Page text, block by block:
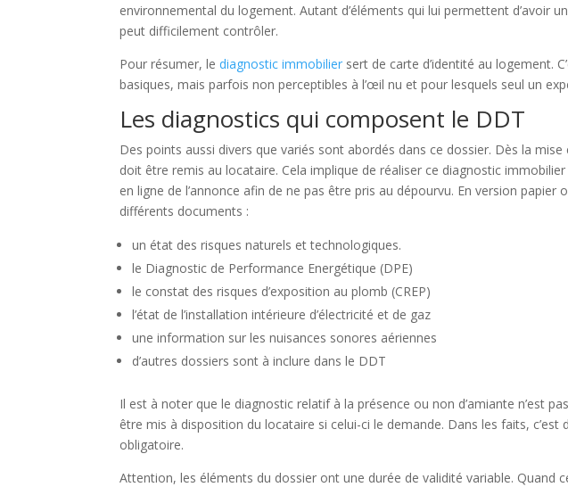
environnemental du logement. Autant d’éléments qui lui permettent d’avoir
peut difficilement contrôler.
Pour résumer, lediagnostic immobilier sert de carte d’identité au logement.
basiques, mais parfois non perceptibles à l’œil nu et pour lesquels seul un
Les diagnostics qui composent le DDT
Des points aussi divers que variés sont abordés dans ce dossier. Dès la
doit être remis au locataire. Cela implique de réaliser ce diagnostic
en ligne de l’annonce afin de ne pas être pris au dépourvu. En version papier
différents documents :
un état des risques naturels et technologiques.
le Diagnostic de Performance Energétique (DPE)
le constat des risques d’exposition au plomb (CREP)
l’état de l’installation intérieure d’électricité et de gaz
une information sur les nuisances sonores aériennes
d’autres dossiers sont à inclure dans le DDT
Il est à noter que le diagnostic relatif à la présence ou non d’amiante n’est
être mis à disposition du locataire si celui-ci le demande. Dans les faits,
obligatoire.
Attention, les éléments du dossier ont une durée de validité variable. Quand